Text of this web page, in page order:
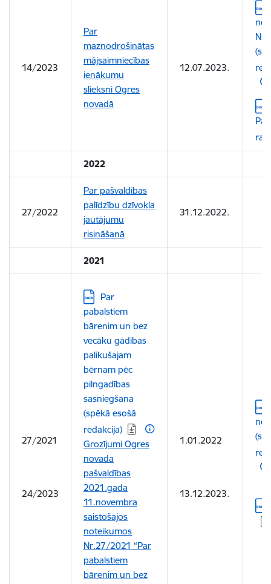
14/2023
Par
maznodrošinātas
mājsaimniecības
ienākumu
slieksni Ogres
novadā
12.07.2023.
2022
27/2022
Par pašvaldības
palīdzību dzīvokļa
jautājumu
risināšanā
31.12.2022.
2021
27/2021
24/2023
Lejupielādēt:
Par
pabalstiem
bārenim un bez
vecāku gādības
palikušajam
bērnam pēc
pilngadības
sasniegšana
(spēkā esošā
redakcija)
Grozījumi Ogres
novada
pašvaldības
2021.gada
11.novembra
saistošajos
noteikumos
Nr.27/2021 “Par
pabalstiem
bārenim un bez
1.01.2022
13.12.2023.